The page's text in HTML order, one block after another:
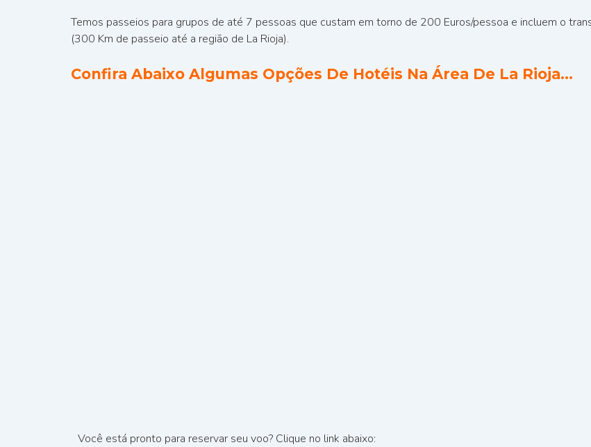
Temos passeios para grupos de até 7 pessoas que custam em torno de 200 Euros/pessoa e incluem o
(300 Km de passeio até a região de La Rioja).
Confira Abaixo Algumas Opções De Hotéis Na Área De La Rioja…
Você está pronto para reservar seu voo? Clique no link abaixo: